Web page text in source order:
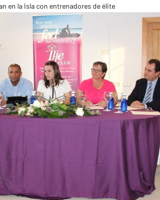
en la Isla con entrenadores de élite